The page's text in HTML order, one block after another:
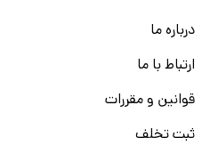
درباره ما
ارتباط با ما
قوانین و مقررات
ثبت تخلف